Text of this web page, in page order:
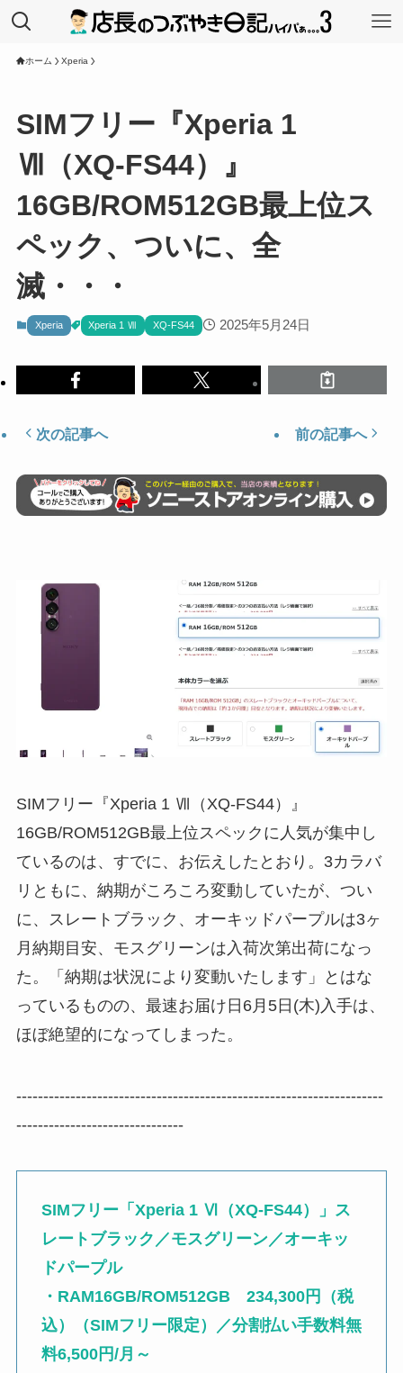
ホーム Xperia
SIMフリー『Xperia 1
Ⅶ（XQ-FS44）』
16GB/ROM512GB最上位ス
ペック、ついに、全
滅・・・
Xperia Xperia 1 Ⅶ XQ-FS44 2025年5月24日
次の記事へ 前の記事へ
SIMフリー『Xperia 1 Ⅶ（XQ-FS44）』
16GB/ROM512GB最上位スペックに人気が集中し
ているのは、すでに、お伝えしたとおり。3カラバ
リともに、納期がころころ変動していたが、つい
に、スレートブラック、オーキッドパープルは3ヶ
月納期目安、モスグリーンは入荷次第出荷になっ
た。「納期は状況により変動いたします」とはな
っているものの、最速お届け日6月5日(木)入手は、
ほぼ絶望的になってしまった。
--------------------------------------------------------------------
-------------------------------
SIMフリー「Xperia 1 Ⅵ（XQ-FS44）」ス
レートブラック／モスグリーン／オーキッ
ドパープル
・RAM16GB/ROM512GB 234,300円（税
込）（SIMフリー限定）／分割払い手数料無
料6,500円/月～